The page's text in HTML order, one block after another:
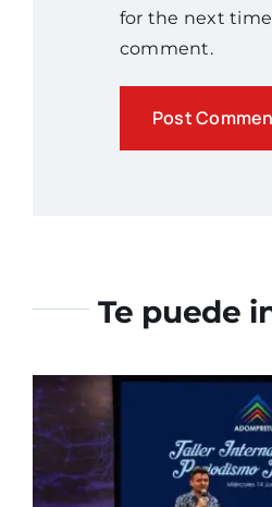
for the next time
comment.
Te puede